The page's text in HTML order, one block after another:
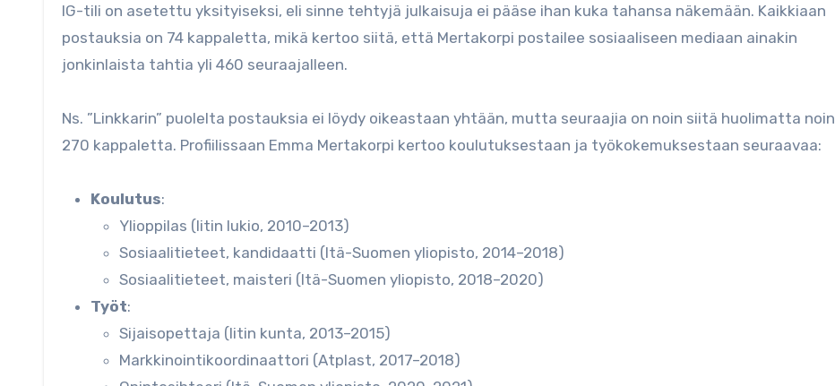
IG-tili on asetettu yksityiseksi, eli sinne tehtyjä julkaisuja ei pääse ihan kuka tahansa näkemään. Kaikkiaan
postauksia on 74 kappaletta, mikä kertoo siitä, että Mertakorpi postailee sosiaaliseen mediaan ainakin
jonkinlaista tahtia yli 460 seuraajalleen.
Ns. ”Linkkarin” puolelta postauksia ei löydy oikeastaan yhtään, mutta seuraajia on noin siitä huolimatta noin
270 kappaletta. Profiilissaan Emma Mertakorpi kertoo koulutuksestaan ja työkokemuksestaan seuraavaa:
Koulutus:
Ylioppilas (Iitin lukio, 2010–2013)
Sosiaalitieteet, kandidaatti (Itä-Suomen yliopisto, 2014–2018)
Sosiaalitieteet, maisteri (Itä-Suomen yliopisto, 2018–2020)
Työt:
Sijaisopettaja (Iitin kunta, 2013–2015)
Markkinointikoordinaattori (Atplast, 2017–2018)